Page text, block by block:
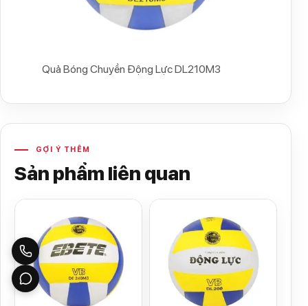
Quả Bóng Chuyền Động Lực DL210M3
GỢI Ý THÊM
Sản phẩm liên quan